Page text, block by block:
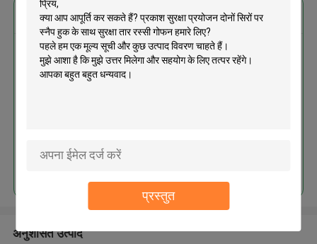
प्रस्तुत
सबसे उत्तम प्रतिदान प्राप्त करें
प्रकाश सुरक्षा प्रयोजन दोनों सिरों पर स्नैप
हुक के साथ सुरक्षा तार रस्सी गोफन
जारी रखें
अनुशंसित उत्पाद